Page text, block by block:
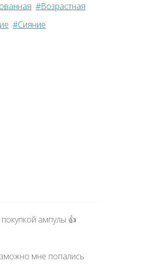
#Возрастная
#Сияние
ампулы 👍
мне попались